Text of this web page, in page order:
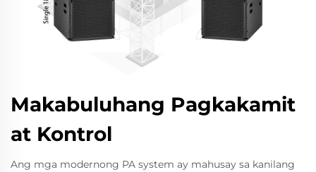
Makabuluhang Pagkakamit
at Kontrol
Ang mga modernong PA system ay mahusay sa kanilang